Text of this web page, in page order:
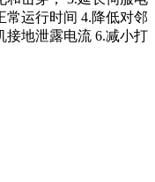
运行时间 4.降低对邻
接地泄露电流 6.减小打